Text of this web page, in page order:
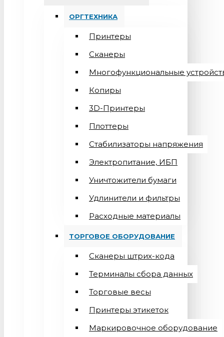
ОРГТЕХНИКА
Принтеры
Сканеры
Многофункциональные
Копиры
3D-Принтеры
Плоттеры
Стабилизаторы напряжения
Электропитание, ИБП
Уничтожители бумаги
Удлинители и фильтры
Расходные материалы
ТОРГОВОЕ ОБОРУДОВАНИЕ
Сканеры штрих-кода
Терминалы сбора данных
Торговые весы
Принтеры этикеток
Маркировочное оборудование